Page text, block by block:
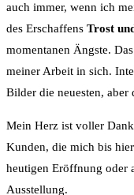
auch immer, wenn ich
des Erschaffens Trost
momentanen Ängste.
meiner Arbeit in sich.
Bilder die neuesten, aber
Mein Herz ist voller
Kunden, die mich bis
heutigen Eröffnung oder
Ausstellung.